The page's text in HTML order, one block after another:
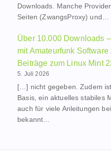
Downloads. Manche
Seiten (ZwangsProxy) und…
Über 10.000 Downloads
mit Amateurfunk Software
Beiträge zum Linux Mint
5. Juli 2026
[…] nicht gegeben. Zudem
Basis, ein aktuelles stabiles
auch für viele Anleitungen
bekannt…